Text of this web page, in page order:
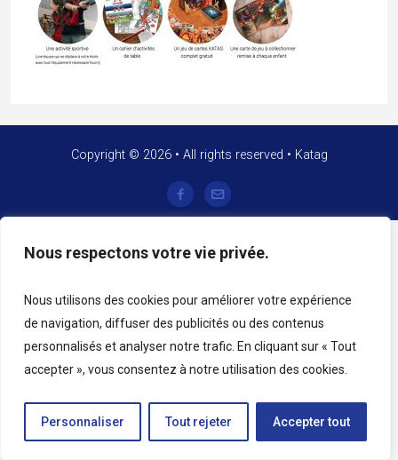
Nous respectons votre vie privée.
Nous utilisons des cookies pour améliorer votre expérience
de navigation, diffuser des publicités ou des contenus
personnalisés et analyser notre trafic. En cliquant sur « Tout
accepter », vous consentez à notre utilisation des cookies.
Personnaliser Tout rejeter Accepter tout
Copyright © 2026 • All rights reserved • Katag